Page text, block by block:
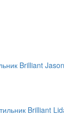
Brilliant